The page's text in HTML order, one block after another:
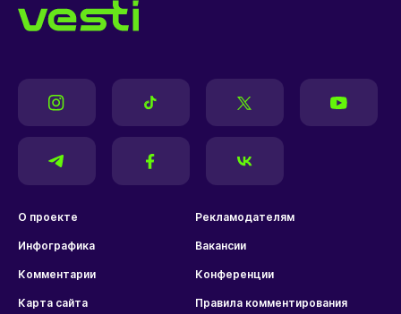
О проекте Рекламодателям
Инфографика Вакансии
Комментарии Конференции
Карта сайта Правила комментирования